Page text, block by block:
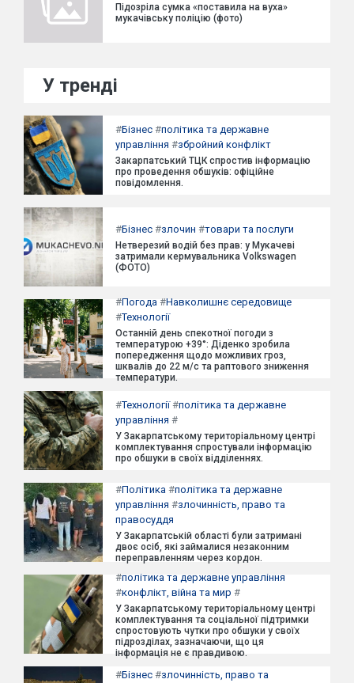
Підозріла сумка «поставила на вуха»
мукачівську поліцію (фото)
У тренді
#Бізнес #політика та державне
управління #збройний конфлікт
Закарпатський ТЦК спростив інформацію
про проведення обшуків: офіційне
повідомлення.
#Бізнес #злочин #товари та послуги
Нетверезий водій без прав: у Мукачеві
затримали кермувальника Volkswagen
(ФОТО)
#Погода #Навколишнє середовище
#Технології
Останній день спекотної погоди з
температурою +39°: Діденко зробила
попередження щодо можливих гроз,
шквалів до 22 м/с та раптового зниження
температури.
#Технології#політика та державне
управління #
У Закарпатському територіальному центрі
комплектування спростували інформацію
про обшуки в своїх відділеннях.
#Політика #політика та державне
управління #злочинність, право та
правосуддя
У Закарпатській області були затримані
двоє осіб, які займалися незаконним
переправленням через кордон.
#політика та державне управління
#конфлікт, війна та мир #
У Закарпатському територіальному центрі
комплектування та соціальної підтримки
спростовують чутки про обшуки у своїх
підрозділах, зазначаючи, що ця
інформація не є правдивою.
#Бізнес #злочинність, право та